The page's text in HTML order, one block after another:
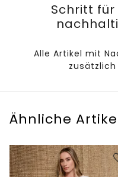
Schritt
Alle Artikel mit
Ähnliche